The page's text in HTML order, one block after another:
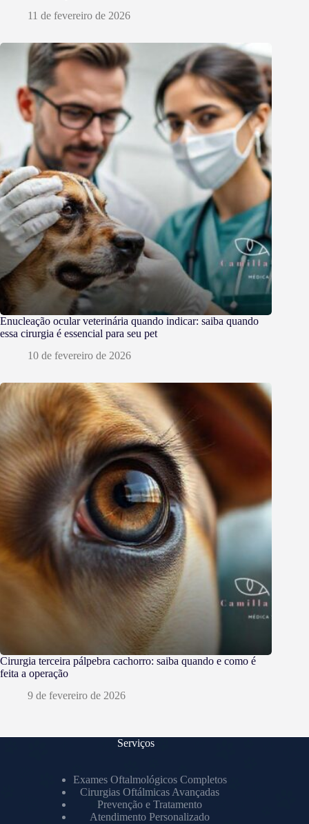
11 de fevereiro de 2026
Enucleação ocular veterinária quando indicar: saiba quando
essa cirurgia é essencial para seu pet
10 de fevereiro de 2026
Cirurgia terceira pálpebra cachorro: saiba quando e como é
feita a operação
9 de fevereiro de 2026
Serviços
Exames Oftalmológicos Completos
Cirurgias Oftálmicas Avançadas
Prevenção e Tratamento
Atendimento Personalizado